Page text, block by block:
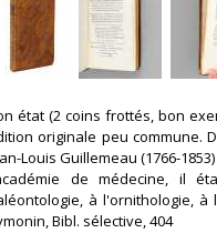
état (2 coins frottés, bon
originale peu commune.
Louis Guillemeau (1766-
de médecine, il
à l'ornithologie,
Bibl. sélective, 404